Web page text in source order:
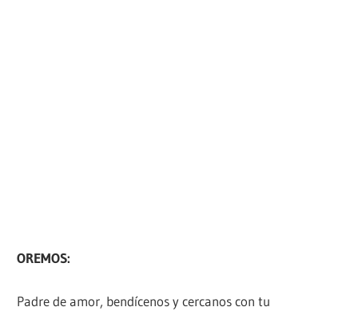
OREMOS:
Padre de amor, bendícenos y cercanos con tu